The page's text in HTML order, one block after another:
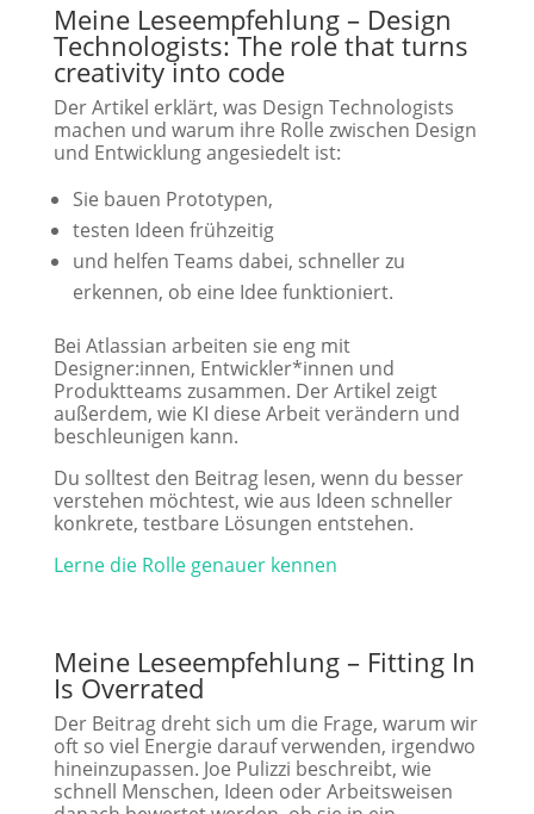
Meine Leseempfehlung – Design
Technologists: The role that turns
creativity into code
Der Artikel erklärt, was Design Technologists
machen und warum ihre Rolle zwischen Design
und Entwicklung angesiedelt ist:
Sie bauen Prototypen,
testen Ideen frühzeitig
und helfen Teams dabei, schneller zu
erkennen, ob eine Idee funktioniert.
Bei Atlassian arbeiten sie eng mit
Designer:innen, Entwickler*innen und
Produktteams zusammen. Der Artikel zeigt
außerdem, wie KI diese Arbeit verändern und
beschleunigen kann.
Du solltest den Beitrag lesen, wenn du besser
verstehen möchtest, wie aus Ideen schneller
konkrete, testbare Lösungen entstehen.
Lerne die Rolle genauer kennen
Meine Leseempfehlung – Fitting In
Is Overrated
Der Beitrag dreht sich um die Frage, warum wir
oft so viel Energie darauf verwenden, irgendwo
hineinzupassen. Joe Pulizzi beschreibt, wie
schnell Menschen, Ideen oder Arbeitsweisen